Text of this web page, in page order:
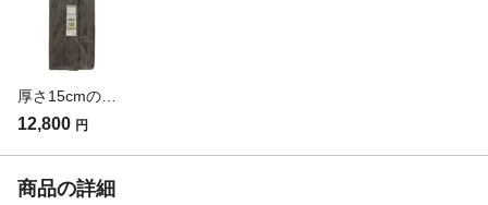
12,800 円
商品の詳細